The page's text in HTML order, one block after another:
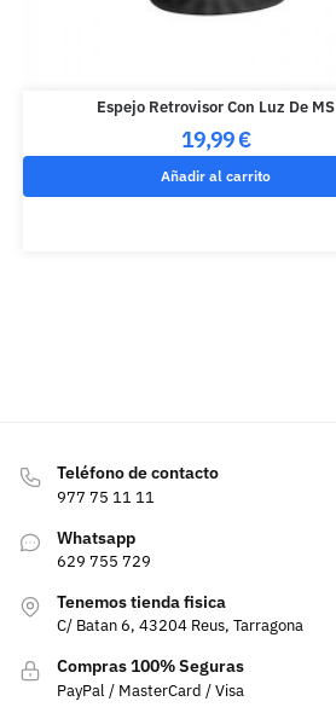
Espejo Retrovisor Con Luz De MS
19,99€
Añadir al carrito
Teléfono de contacto
977 75 11 11
Whatsapp
629 755 729
Tenemos tienda fisica
C/ Batan 6, 43204 Reus, Tarragona
Compras 100% Seguras
PayPal / MasterCard / Visa